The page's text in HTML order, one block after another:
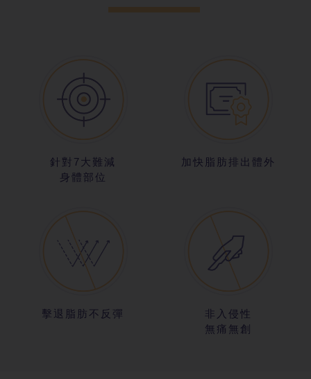
針對7大難減
身體部位
加快脂肪排出體外
擊退脂肪不反彈
非入侵性
無痛無創